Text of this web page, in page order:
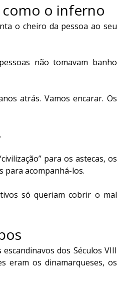
como o inferno
o cheiro da pessoa ao seu
não tomavam banho
atrás. Vamos encarar. Os
para os astecas, os
para acompanhá-los.
só queriam cobrir o mal
dos Séculos VIII
eram os dinamarqueses, os